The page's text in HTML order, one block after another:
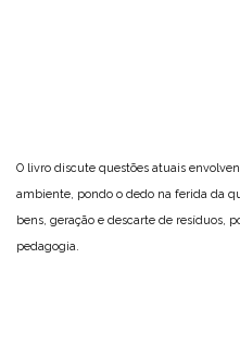
O livro discute questões atuais
ambiente, pondo o dedo na ferida da
bens, geração e descarte de resíduos,
pedagogia.